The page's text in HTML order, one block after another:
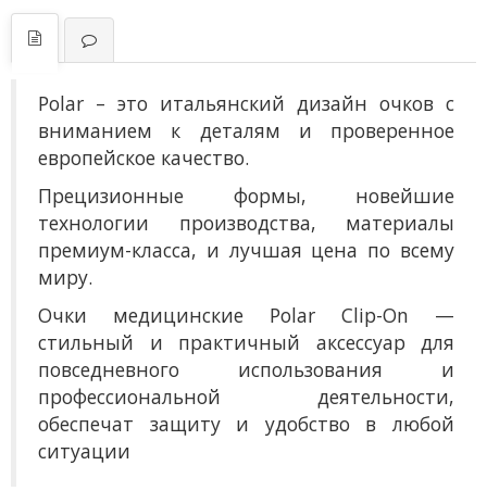
Polar – это итальянский дизайн очков с
вниманием к деталям и проверенное
европейское качество.
Прецизионные формы, новейшие
технологии производства, материалы
премиум-класса, и лучшая цена по всему
миру.
Очки медицинские Polar Clip-On —
стильный и практичный аксессуар для
повседневного использования и
профессиональной деятельности,
обеспечат защиту и удобство в любой
ситуации